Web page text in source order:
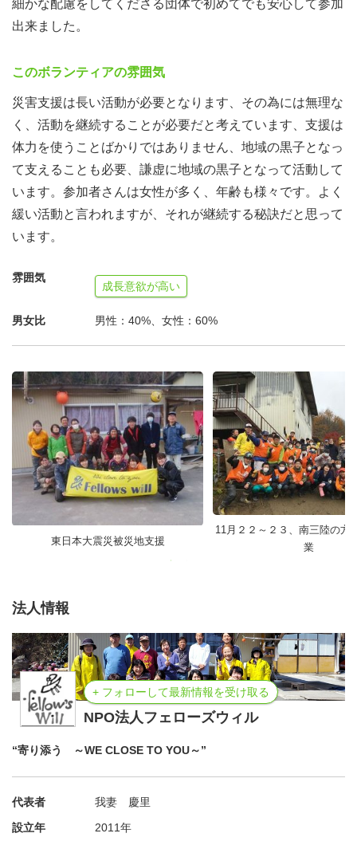
細かな配慮をしてくださる団体で初めてでも安心して参加
出来ました。
このボランティアの雰囲気
災害支援は長い活動が必要となります、その為には無理な
く、活動を継続することが必要だと考えています、支援は
体力を使うことばかりではありません、地域の黒子となっ
て支えることも必要、謙虚に地域の黒子となって活動して
います。参加者さんは女性が多く、年齢も様々です。よく
緩い活動と言われますが、それが継続する秘訣だと思って
います。
雰囲気
成長意欲が高い
男女比 男性：40%、女性：60%
東日本大震災被災地支援
11月２２～２３、南三陸の方
業
法人情報
+ フォローして最新情報を受け取る
NPO法人フェローズウィル
“寄り添う ～WE CLOSE TO YOU～”
代表者
我妻 慶里
設立年
2011年